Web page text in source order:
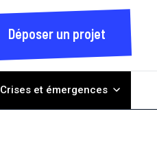
Déposer un projet
Crises et émergences